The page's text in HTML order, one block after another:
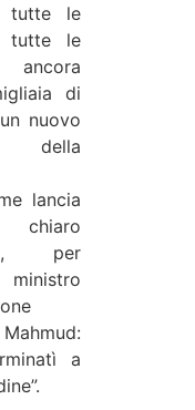
tutte le
tutte le
di
nuovo
della
lancia
per
a